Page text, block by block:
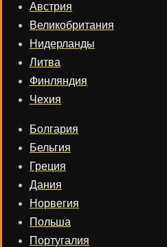
Австрия
Великобритания
Нидерланды
Литва
Финляндия
Чехия
Болгария
Бельгия
Греция
Дания
Норвегия
Польша
Португалия